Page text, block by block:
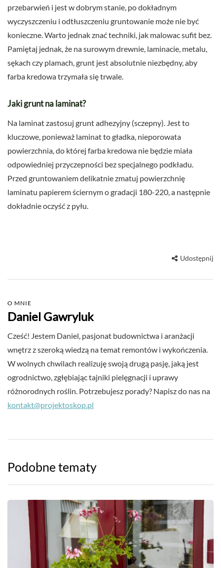
przebarwień i jest w dobrym stanie, po dokładnym
wyczyszczeniu i odtłuszczeniu gruntowanie może nie być
konieczne. Warto jednak znać techniki, jak malowac sufit bez.
Pamiętaj jednak, że na surowym drewnie, laminacie, metalu,
sękach czy plamach, grunt jest absolutnie niezbędny, aby
farba kredowa trzymała się trwale.
Jaki grunt na laminat?
Na laminat zastosuj grunt adhezyjny (sczepny). Jest to
kluczowe, ponieważ laminat to gładka, nieporowata
powierzchnia, do której farba kredowa nie będzie miała
odpowiedniej przyczepności bez specjalnego podkładu.
Przed gruntowaniem delikatnie zmatuj powierzchnię
laminatu papierem ściernym o gradacji 180-220, a następnie
dokładnie oczyść z pyłu.
Udostępnij
O MNIE
Daniel Gawryluk
Cześć! Jestem Daniel, pasjonat budownictwa i aranżacji
wnętrz z szeroką wiedzą na temat remontów i wykończenia.
W wolnych chwilach realizuję swoją drugą pasję, jaką jest
ogrodnictwo, zgłębiając tajniki pielęgnacji i uprawy
różnorodnych roślin. Potrzebujesz porady? Napisz do nas na
kontakt@projektoskop.pl
Podobne tematy